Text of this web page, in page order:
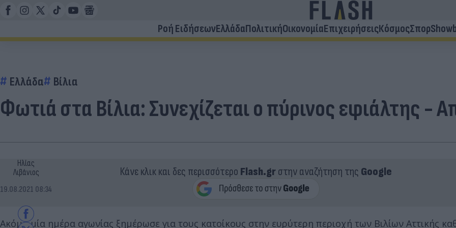
Ροή ΕιδήσεωνΕλλάδαΠολιτικήΟικονομίαΕπιχειρήσειςΚόσμοςΣπορ
Ελλάδα Βίλια
Φωτιά στα Βίλια: Συνεχίζεται ο πύρινος εφιάλτης -
Ηλίας
Λιβάνιος
19.08.2021 08:34
Κάνε κλικ και δες περισσότερο Flash.grστην αναζήτηση της Google
Ακόμα μία ημέρα αγωνίας ξημέρωσε για τους κατοίκους στην ευρύτερη περιοχή των Βιλίων Αττικής